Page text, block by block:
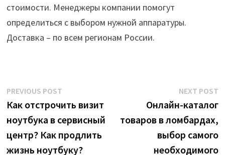
стоимости. Менеджеры компании помогут
определиться с выбором нужной аппаратуры.
Доставка – по всем регионам России.
Post
navigation
PREVIOUS POSTPrevious
post:
Как отстрочить визит
ноутбука в сервисный
центр? Как продлить
жизнь ноутбуку?
NEXT POST
Онлайн-каталог
товаров в ломбардах,
выбор самого
необходимого